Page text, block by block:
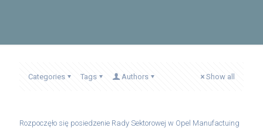
Categories Tags Authors Show all
Rozpoczęło się posiedzenie Rady Sektorowej w Opel Manufactuing